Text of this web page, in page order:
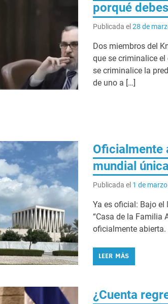
porqué
Publicada el28 de
Dos miembros del
que se criminalice
se criminalice la
de uno a […]
Oficialmente
mundial única
Publicada el 1 de
Ya es oficial: Bajo el
“Casa de la Familia
oficialmente
LEER MÁS
¿Cuenta